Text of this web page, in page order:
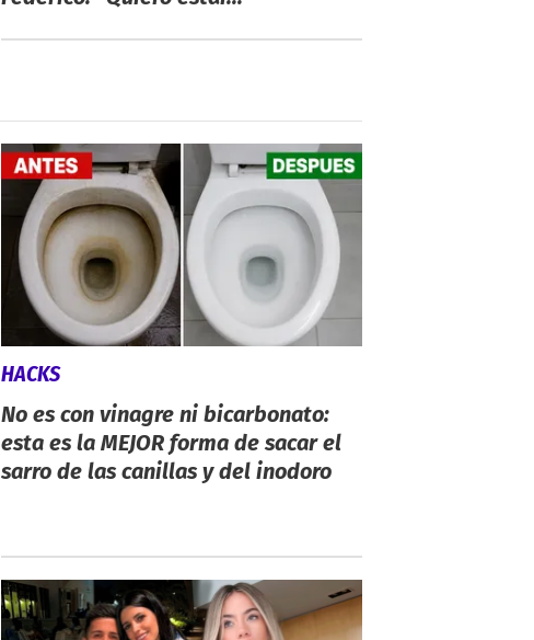
HACKS
No es con vinagre ni bicarbonato:
esta es la MEJOR forma de sacar el
sarro de las canillas y del inodoro